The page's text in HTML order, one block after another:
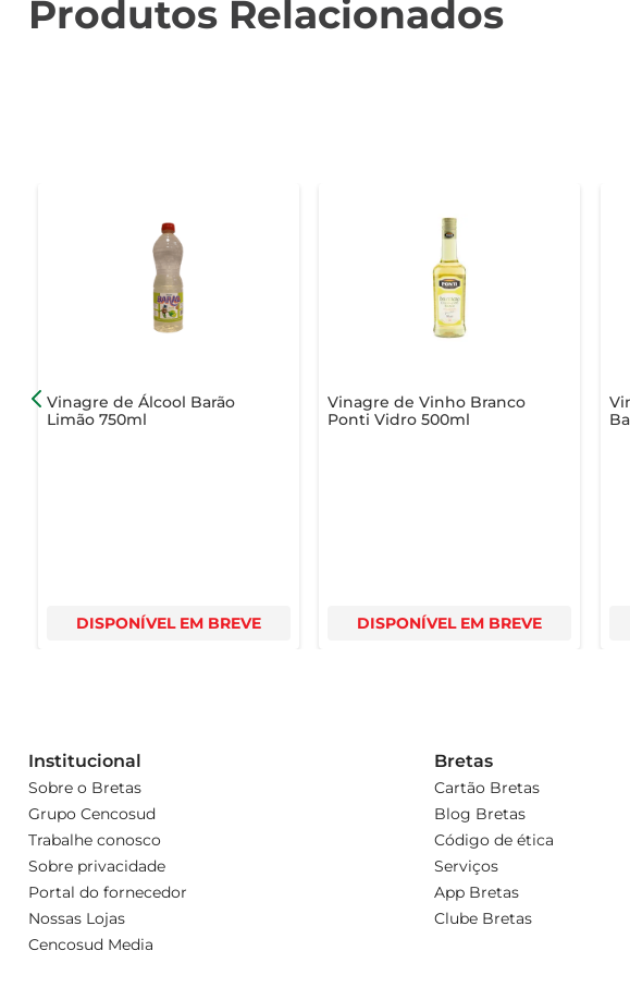
Produtos Relacionados
Vinagre de Álcool Barão
Limão 750ml
DISPONÍVEL EM BREVE
Vinagre de Vinho Branco
Ponti Vidro 500ml
DISPONÍVEL EM BREVE
Institucional
Sobre o Bretas
Grupo Cencosud
Trabalhe conosco
Sobre privacidade
Portal do fornecedor
Nossas Lojas
Cencosud Media
Bretas
Cartão Bretas
Blog Bretas
Código de ética
Serviços
App Bretas
Clube Bretas